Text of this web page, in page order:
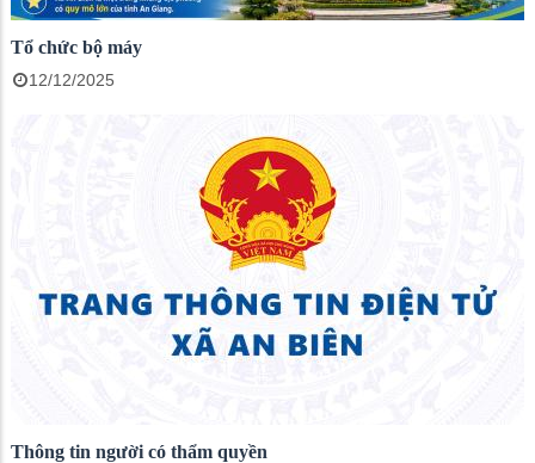
Tổ chức bộ máy
12/12/2025
Thông tin người có thẩm quyền